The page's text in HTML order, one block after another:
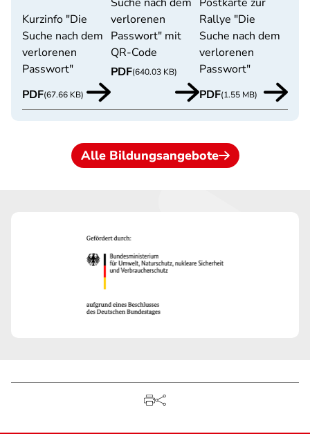
Kurzinfo "Die
Suche nach dem
verlorenen
Passwort"
PDF(67.66 KB)
verlorenen
Passwort" mit
QR-Code
PDF(640.03 KB)
Rallye "Die
Suche nach dem
verlorenen
Passwort"
PDF(1.55 MB)
Alle Bildungsangebote